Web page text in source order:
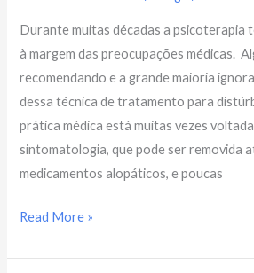
Durante muitas décadas a psicoterapia
à margem das preocupações médicas.
recomendando e a grande maioria
dessa técnica de tratamento para
prática médica está muitas vezes
sintomatologia, que pode ser removida
medicamentos alopáticos, e poucas
Read More »